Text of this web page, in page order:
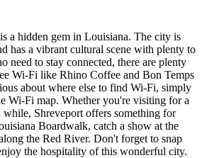
a hidden gem in Louisiana. The city is
has a vibrant cultural scene with plenty to
need to stay connected, there are plenty
Wi-Fi like Rhino Coffee and Bon Temps
about where else to find Wi-Fi, simply
Wi-Fi map. Whether you're visiting for a
Shreveport offers something for
Boardwalk, catch a show at the
the Red River. Don't forget to snap
the hospitality of this wonderful city.